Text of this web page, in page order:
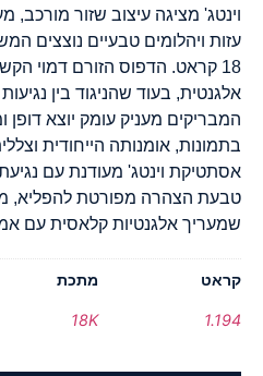
וינטג' מציגה עיצוב שזור מורכב,
עזות ויהלומים טבעיים נוצצים
18 קראט. הדפוס הזורם דמוי
אלגנטית, בעוד שהניגוד בין
המבריקים מעניק עומק יוצא דופן
בתמונות, אומנותה הייחודית
אסתטיקת וינטג' מעודנת עם
טבעת הצהרה מפורטת להפליא,
שמעריך אלגנטיות קלאסית עם
קראט
1.194
מתכת
18K